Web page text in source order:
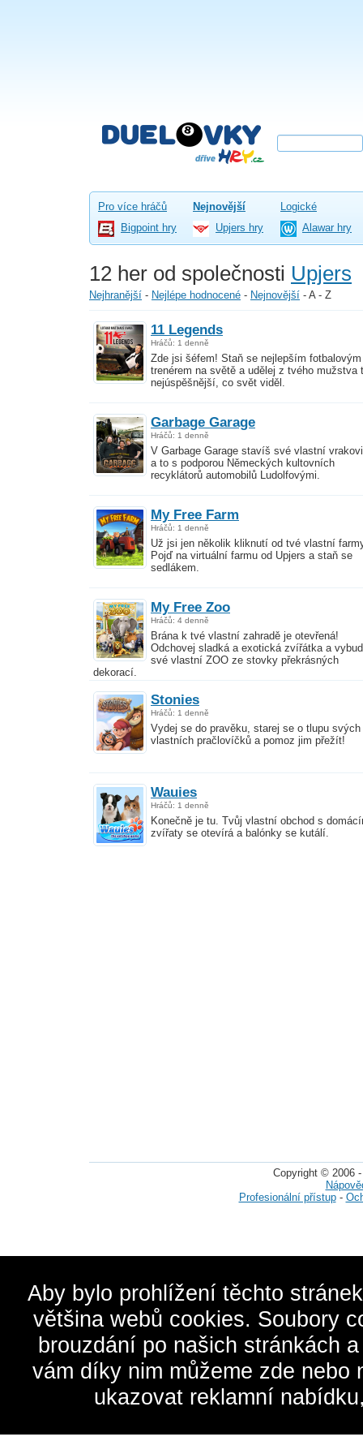
Pro více hráčů Nejnovější
Logické
Bigpoint hry
Upjers hry Alawar hry
12 her od společnosti Upjers
Nejhranější - Nejlépe hodnocené - Nejnovější - A - Z
11 Legends
Hráčů: 1 denně
Zde jsi šéfem! Staň se nejlepším fotbalovým
trenérem na světě a udělej z tvého mužstva
nejúspěšnější, co svět viděl.
Garbage Garage
Hráčů: 1 denně
V Garbage Garage stavíš své vlastní
a to s podporou Německých kultovních
recyklátorů automobilů Ludolfovými.
My Free Farm
Hráčů: 1 denně
Už jsi jen několik kliknutí od tvé vlastní
Pojď na virtuální farmu od Upjers a staň se
sedlákem.
My Free Zoo
Hráčů: 4 denně
Brána k tvé vlastní zahradě je otevřená!
Odchovej sladká a exotická zvířátka a
své vlastní ZOO ze stovky překrásných
dekorací.
Stonies
Hráčů: 1 denně
Vydej se do pravěku, starej se o tlupu svých
vlastních pračlovíčků a pomoz jim přežít!
Wauies
Hráčů: 1 denně
Konečně je tu. Tvůj vlastní obchod s
zvířaty se otevírá a balónky se kutálí.
Copyright © 2006
Profesionální přístup-
Aby bylo prohlížení těchto
většina webů cookies. Soubory
brouzdání po našich stránkách
vám díky nim můžeme zde
ukazovat reklamní